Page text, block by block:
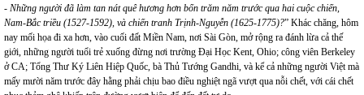
- Những người đã làm tan nát quê hương hơn bốn trăm năm trước qua hai cuộc chiến,
Nam-Bắc triều (1527-1592), và chiến tranh Trịnh-Nguyễn (1625-1775)?” Khác chăng, hôm
nay mối họa đi xa hơn, vào cuối đất Miền Nam, nơi Sài Gòn, mở rộng ra đánh lừa cả thế
giới, những người tuổi trẻ xuống đừng nơi trường Đại Học Kent, Ohio; công viên Berkeley
ở CA; Tổng Thư Ký Liên Hiệp Quốc, bà Thủ Tướng Gandhi, và kể cả những người Việt mà
mấy mười năm trước đây hằng phải chịu bao điều nghiệt ngã vượt qua nỗi chết, với cái chết